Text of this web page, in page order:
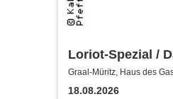
Loriot-Spezial /
schief! -
Pfeffermühle
Graal-Müritz, Haus des
18.08.2026